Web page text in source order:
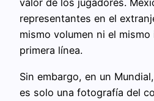
valor de los jugadores.
representantes en el
mismo volumen ni el
primera línea.
Sin embargo, en un
es solo una fotografía del